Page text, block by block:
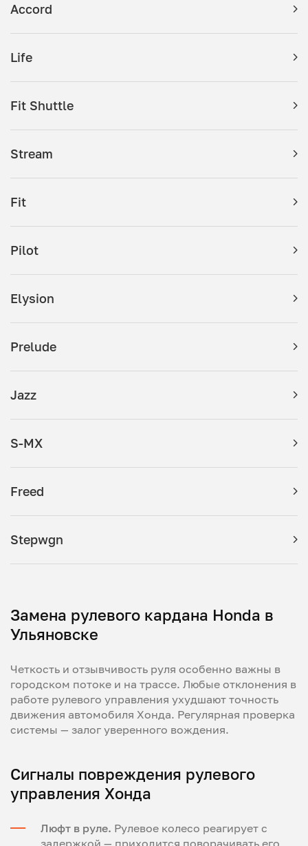
Accord
Life
Fit Shuttle
Stream
Fit
Pilot
Elysion
Prelude
Jazz
S-MX
Freed
Stepwgn
Замена рулевого кардана Honda в
Ульяновске
Четкость и отзывчивость руля особенно важны в
городском потоке и на трассе. Любые отклонения в
работе рулевого управления ухудшают точность
движения автомобиля Хонда. Регулярная проверка
системы — залог уверенного вождения.
Сигналы повреждения рулевого
управления Хонда
Люфт в руле. Рулевое колесо реагирует с
задержкой — приходится поворачивать его